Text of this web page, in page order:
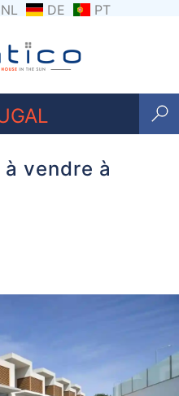
NL DE PT
vendre à